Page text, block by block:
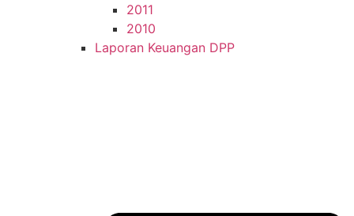
2011
2010
Laporan Keuangan DPP